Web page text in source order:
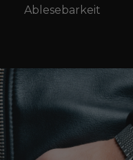
Ablesebarkeit